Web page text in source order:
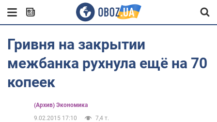
Гривня на закрытии
межбанка рухнула ещё на 70
копеек
(Архив) Экономика
9.02.2015 17:10
7,4 т.